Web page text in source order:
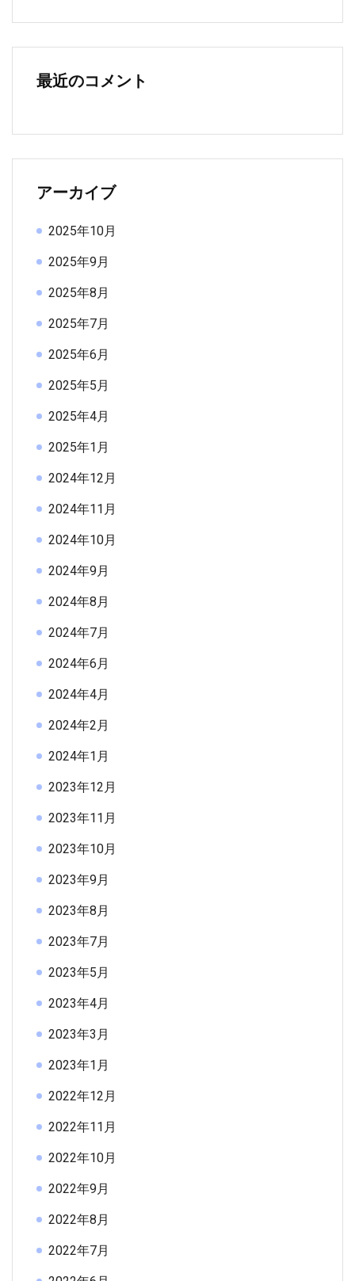
最近のコメント
アーカイブ
2025年10月
2025年9月
2025年8月
2025年7月
2025年6月
2025年5月
2025年4月
2025年1月
2024年12月
2024年11月
2024年10月
2024年9月
2024年8月
2024年7月
2024年6月
2024年4月
2024年2月
2024年1月
2023年12月
2023年11月
2023年10月
2023年9月
2023年8月
2023年7月
2023年5月
2023年4月
2023年3月
2023年1月
2022年12月
2022年11月
2022年10月
2022年9月
2022年8月
2022年7月